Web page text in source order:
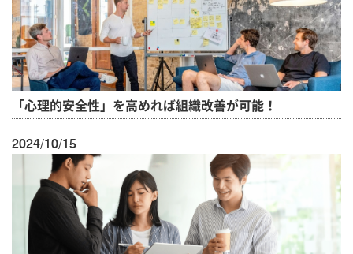
「心理的安全性」を高めれば組織改善が可能！
2024/10/15